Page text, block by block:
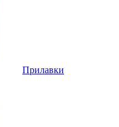
Прилавки